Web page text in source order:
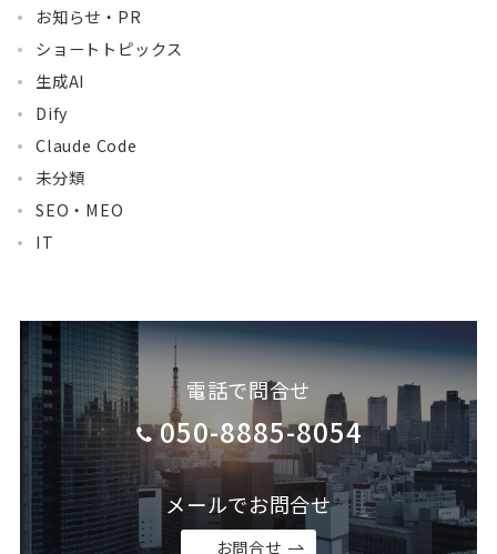
お知らせ・PR
ショートトピックス
生成AI
Dify
Claude Code
未分類
SEO・MEO
IT
電話で問合せ
050-8885-8054
メールでお問合せ
お問合せ